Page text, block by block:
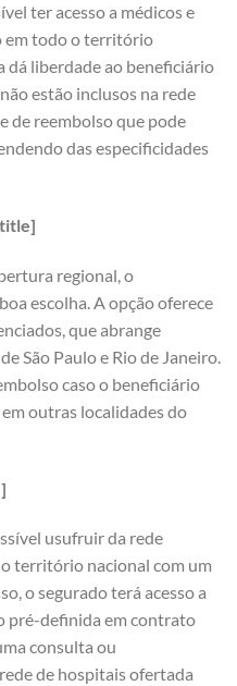
ter acesso a médicos e
em todo o território
dá liberdade ao beneficiário
estão inclusos na rede
de reembolso que pode
das especificidades
regional, o
escolha. A opção oferece
que abrange
São Paulo e Rio de Janeiro.
caso o beneficiário
outras localidades do
usufruir da rede
território nacional com um
o segurado terá acesso a
pré-definida em contrato
consulta ou
de hospitais ofertada